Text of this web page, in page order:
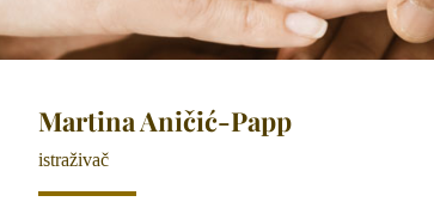
Martina Aničić-Papp
istraživač